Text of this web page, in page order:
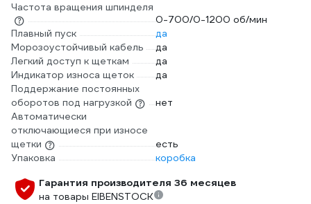
Частота вращения шпинделя
0-700/0-1200 об/мин
Плавный пуск
да
Морозоустойчивый кабель
да
Легкий доступ к щеткам
да
Индикатор износа щеток
да
Поддержание постоянных
оборотов под нагрузкой
нет
Автоматически
отключающиеся при износе
щетки
есть
Упаковка
коробка
Гарантия производителя 36 месяцев
на товары EIBENSTOCK